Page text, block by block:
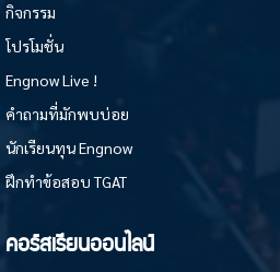
กิจกรรม
โปรโมชั่น
Engnow Live !
คำถามที่มักพบบ่อย
นักเรียนทุน Engnow
ฝึกทำข้อสอบ TGAT
คอร์สเรียนออนไลน์